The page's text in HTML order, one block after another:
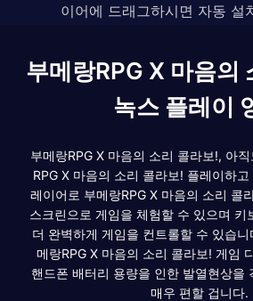
이어에 드래그하시면 자동 설
부메랑RPG X 마음의
녹스 플레이
부메랑RPG X 마음의 소리 콜라보!, 아
RPG X 마음의 소리 콜라보! 플레이하
레이어로 부메랑RPG X 마음의 소리 콜
스크린으로 게임을 체험할 수 있으며 키
더 완벽하게 게임을 컨트롤할 수 있습
메랑RPG X 마음의 소리 콜라보! 게임
핸드폰 배터리 용량을 인한 발열현상을
매우 편할 겁니다.